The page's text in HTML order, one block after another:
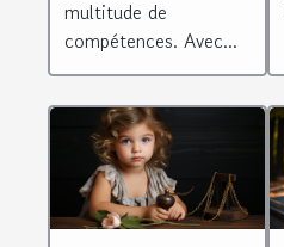
multitude de
compétences. Avec...